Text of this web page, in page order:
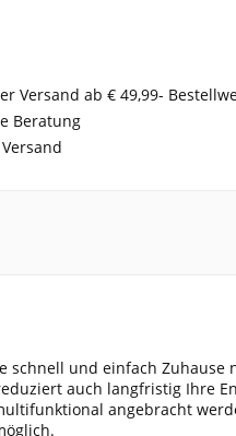
Versand ab € 49,99-
Beratung
schnell und einfach Zuhause
auch langfristig Ihre
angebracht